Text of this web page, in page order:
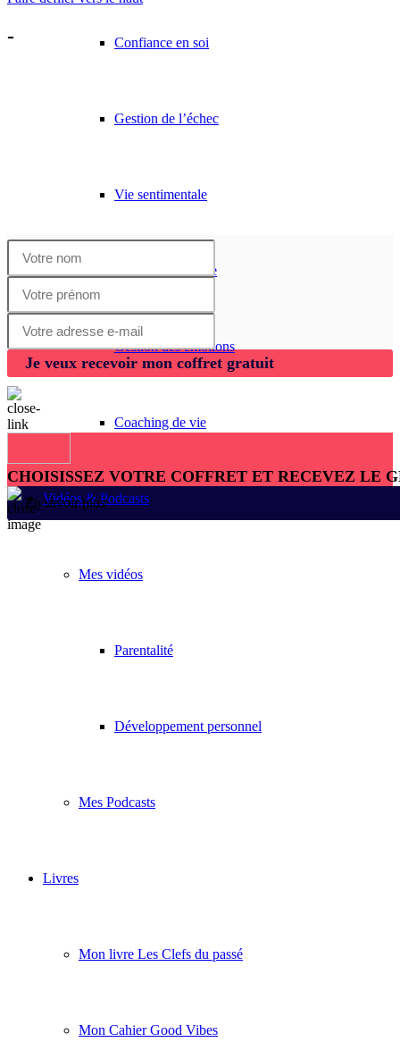
Confiance en soi
Gestion de l’échec
Vie sentimentale
Gestion financière
Gestion des émotions
Coaching de vie
Vidéos & Podcasts
Mes vidéos
Parentalité
Développement personnel
Mes Podcasts
Livres
Mon livre Les Clefs du passé
Mon Cahier Good Vibes
-
Je veux recevoir mon coffret gratuit
CHOISISSEZ VOTRE COFFRET ET RECEVEZ LE
En savoir plus